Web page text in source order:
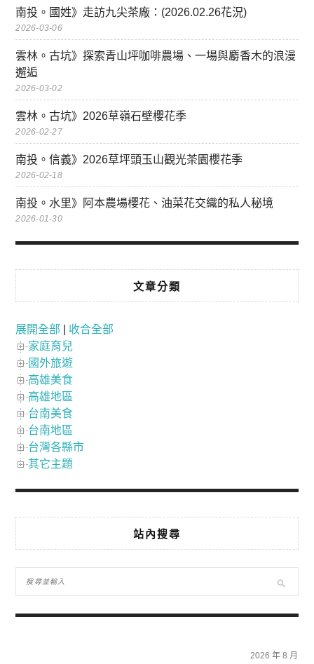
南投。國姓》走訪九尖茶廠：(2026.02.26花況)
2026-03-06
雲林。古坑》探索青山坪咖啡農場、一場與麝香木的浪漫
邂逅
2026-03-02
雲林。古坑》2026草嶺石壁櫻花季
2026-02-27
南投。信義》2026草坪頭玉山觀光茶園櫻花季
2026-02-18
南投。水里》阿本農場櫻花、油菜花交織的私人秘境
2026-01-30
文章分類
展開全部
收合全部
家庭育兒
國外旅遊
高雄美食
高雄地區
台南美食
台南地區
台灣各縣市
其它主題
站內搜尋
2026 年 8 月